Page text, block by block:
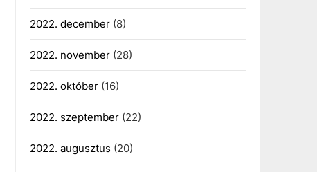
2022. december(8)
2022. november(28)
2022. október(16)
2022. szeptember(22)
2022. augusztus (20)